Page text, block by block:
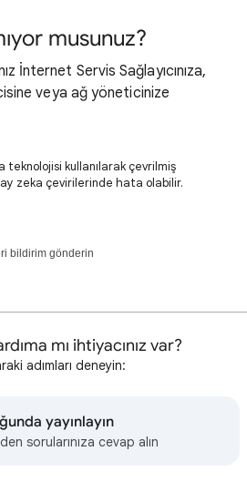
musunuz?
İnternet Servis Sağlayıcınıza,
veya ağ yöneticinize
teknolojisi kullanılarak çevrilmiş
zeka çevirilerinde hata olabilir.
bildirim gönderin
mı ihtiyacınız var?
adımları deneyin:
yayınlayın
sorularınıza cevap alın